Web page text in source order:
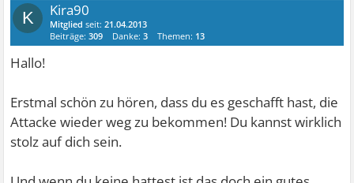
K Kira90
Mitglied seit:21.04.2013
Beiträge:309 Danke:3 Themen: 13
Hallo!
Erstmal schön zu hören, dass du es geschafft hast, die
Attacke wieder weg zu bekommen! Du kannst wirklich
stolz auf dich sein.